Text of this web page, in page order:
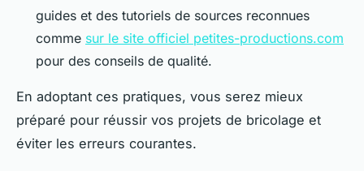
guides et des tutoriels de sources reconnues
comme sur le site officiel petites-productions.com
pour des conseils de qualité.
En adoptant ces pratiques, vous serez mieux
préparé pour réussir vos projets de bricolage et
éviter les erreurs courantes.